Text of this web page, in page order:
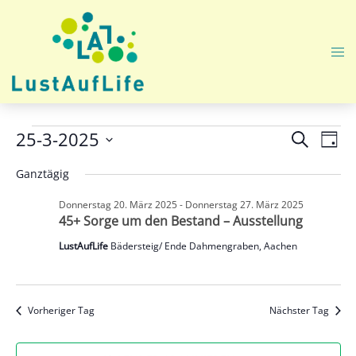
Veranstaltungen
für
Dienstag
März
2025
und
SUCHE
TAG
25-3-2025
wählen.
Ganztägig
45+ Sorge um den Bestand – Ausstellung
Donnerstag 20. März 2025- Donnerstag 27. März 2025
LustAufLife Bädersteig/ Ende Dahmengraben, Aachen
Vorheriger Tag Nächster Tag